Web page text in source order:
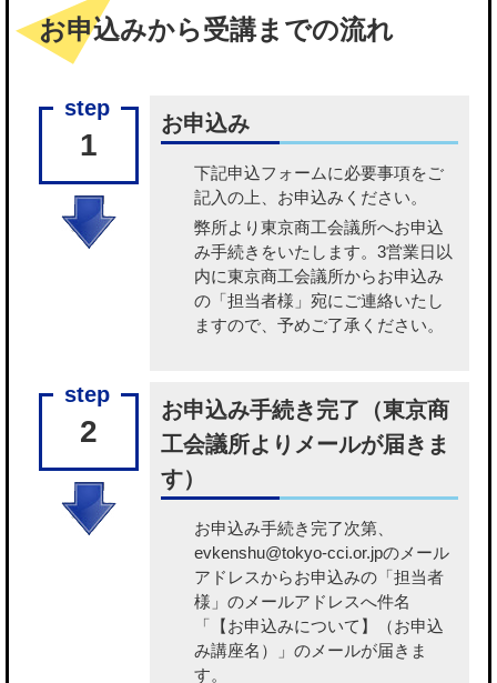
お申込みから受講までの流れ
1
お申込み
下記申込フォームに必要事項をご
記入の上、お申込みください。
弊所より東京商工会議所へお申込
み手続きをいたします。3営業日以
内に東京商工会議所からお申込み
の「担当者様」宛にご連絡いたし
ますので、予めご了承ください。
2
お申込み手続き完了（東京商
工会議所よりメールが届きま
す）
お申込み手続き完了次第、
evkenshu@tokyo-cci.or.jpのメール
アドレスからお申込みの「担当者
様」のメールアドレスへ件名
「【お申込みについて】（お申込
み講座名）」のメールが届きま
す。